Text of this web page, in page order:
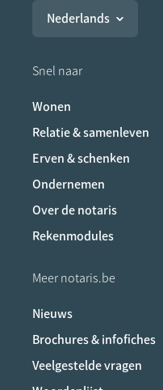
Nederlands
Snel naar
Wonen
Relatie & samenleven
Erven & schenken
Ondernemen
Over de notaris
Rekenmodules
Meer notaris.be
Nieuws
Brochures & infofiches
Veelgestelde vragen